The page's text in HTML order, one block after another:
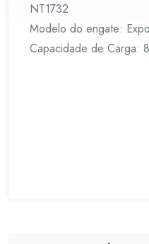
NT1732
Modelo do engate:
Capacidade de Carga: